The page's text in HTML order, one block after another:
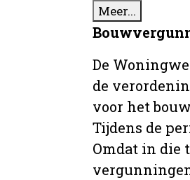
Meer...
De
de
voor het
Tijdens de
Omdat in die